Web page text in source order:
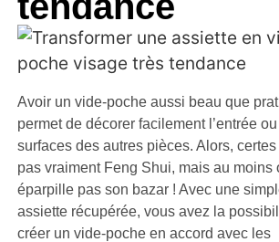
Avoir un vide-poche aussi beau que
permet de décorer facilement l’entrée
surfaces des autres pièces. Alors, certes
pas vraiment Feng Shui, mais au moins
éparpille pas son bazar ! Avec une
assiette récupérée, vous avez la
créer un vide-poche en accord avec les